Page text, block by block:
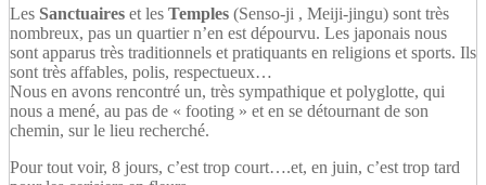
Les Sanctuaires et les Temples (Senso-ji , Meiji-jingu) sont très
nombreux, pas un quartier n’en est dépourvu. Les japonais nous
sont apparus très traditionnels et pratiquants en religions et sports. Ils
sont très affables, polis, respectueux…
Nous en avons rencontré un, très sympathique et polyglotte, qui
nous a mené, au pas de « footing » et en se détournant de son
chemin, sur le lieu recherché.
Pour tout voir, 8 jours, c’est trop court….et, en juin, c’est trop tard